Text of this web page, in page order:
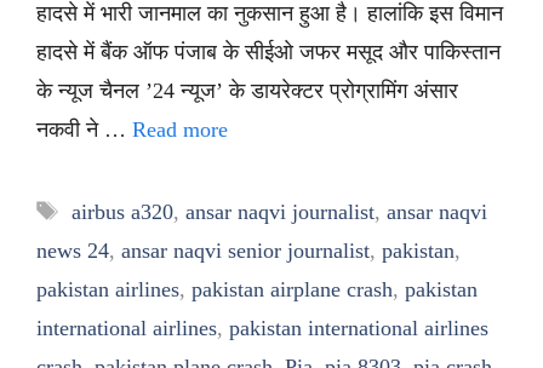
हादसे में भारी जानमाल का नुकसान हुआ है। हालांकि इस विमान
हादसे में बैंक ऑफ पंजाब के सीईओ जफर मसूद और पाकिस्तान
के न्यूज चैनल ’24 न्यूज’ के डायरेक्टर प्रोग्रामिंग अंसार
नकवी ने … Read more
Tags
airbus a320, ansar naqvi journalist, ansar naqvi
news 24, ansar naqvi senior journalist, pakistan,
pakistan airlines, pakistan airplane crash, pakistan
international airlines, pakistan international airlines